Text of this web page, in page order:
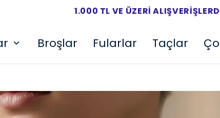
1.000 TL VE ÜZERI
Broşlar Fularlar Taçlar